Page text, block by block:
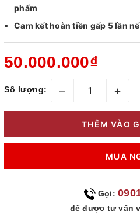
phẩm
Cam kết hoàn tiền gấp 5 lần
50.000.000₫
Số lượng: – +
THÊM VÀO
MUA
Gọi:
để được tư vấn